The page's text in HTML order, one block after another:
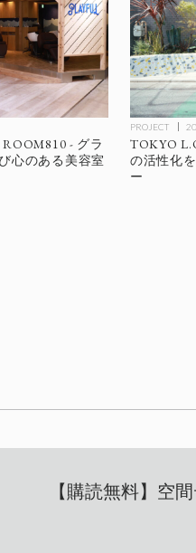
- グラ
心のある美容室
PROJECT
TOKYO
の活性化
ー
【購読無料】空